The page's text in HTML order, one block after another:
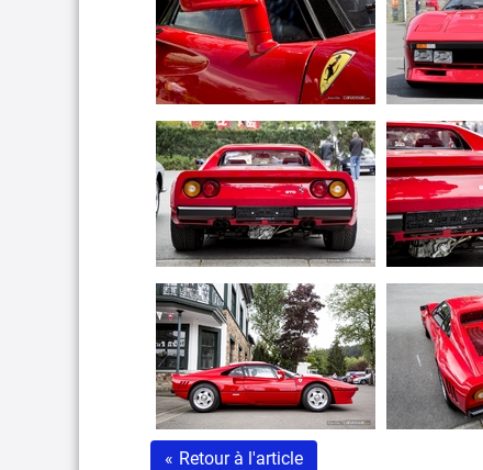
« Retour à l'article